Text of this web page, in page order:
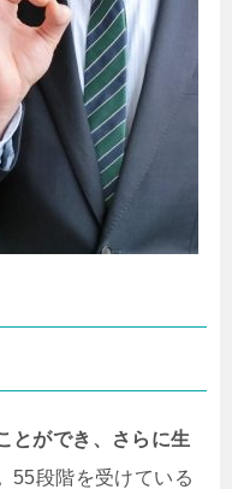
とができ、さらに生
55段階を受けている